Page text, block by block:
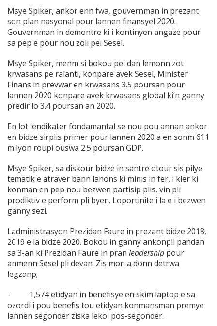
Msye Spiker, ankor enn fwa, gouvernman in prezant
son plan nasyonal pour lannen finansyel 2020.
Gouvernman in demontre ki i kontinyen angaze pour
sa pep e pour nou zoli pei Sesel.
Msye Spiker, menm si bokou pei dan lemonn zot
krwasans pe ralanti, konpare avek Sesel, Minister
Finans in prevwar en krwasans 3.5 poursan pour
lannen 2020 konpare avek krwasans global ki’n ganny
predir lo 3.4 poursan an 2020.
En lot lendikater fondamantal se nou pou annan ankor
en bidze sirplis primer pour lannen 2020 a en sonm 611
milyon roupi ouswa 2.5 poursan GDP.
Msye Spiker, sa diskour bidze in santre otour sis pilye
tematik e atraver bann lanons ki minis in fer, i kler ki
konman en pep nou bezwen partisip plis, vin pli
prodiktiv e perform pli byen. Loportinite i la e i bezwen
ganny sezi.
Ladministrasyon Prezidan Faure in prezant bidze 2018,
2019 e la bidze 2020. Bokou in ganny ankonpli pandan
sa 3-an ki Prezidan Faure in pran leadership pour
anmenn Sesel pli devan. Zis mon a donn detrwa
legzanp;
- 1,574 etidyan in benefisye en skim laptop e sa
ozordi i pou benefis tou etidyan konmansman premye
lannen segonder ziska lekol pos-segonder.